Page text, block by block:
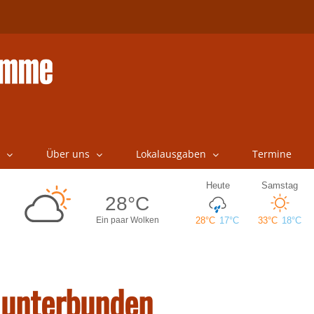
Über uns Lokalausgaben Termine